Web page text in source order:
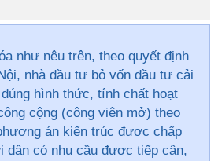
như nêu trên, theo quyết định
nhà đầu tư bỏ vốn đầu tư cải
hình thức, tính chất hoạt
cộng (công viên mở) theo
án kiến trúc được chấp
dân có nhu cầu được tiếp cận,